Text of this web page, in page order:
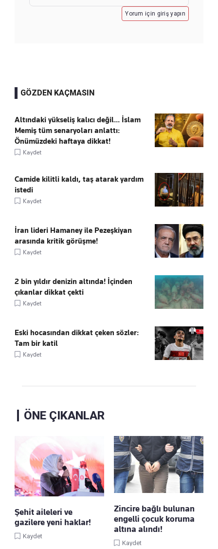
Yorum için giriş yapın
GÖZDEN KAÇMASIN
Altındaki yükseliş kalıcı değil... İslam
Memiş tüm senaryoları anlattı:
Önümüzdeki haftaya dikkat!
Kaydet
Camide kilitli kaldı, taş atarak yardım
istedi
Kaydet
İran lideri Hamaney ile Pezeşkiyan
arasında kritik görüşme!
Kaydet
2 bin yıldır denizin altında! İçinden
çıkanlar dikkat çekti
Kaydet
Eski hocasından dikkat çeken sözler:
Tam bir katil
Kaydet
ÖNE ÇIKANLAR
Şehit aileleri ve
gazilere yeni haklar!
Kaydet
Zincire bağlı bulunan
engelli çocuk koruma
altına alındı!
Kaydet